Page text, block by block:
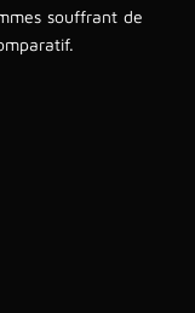
souffrant de